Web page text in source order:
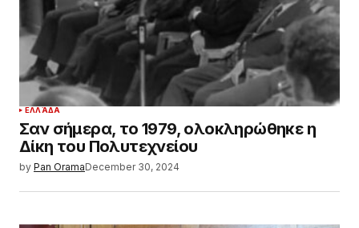
ΕΛΛΆΔΑ
Σαν σήμερα, το 1979, ολοκληρώθηκε η
Δίκη του Πολυτεχνείου
by Pan OramaDecember 30, 2024